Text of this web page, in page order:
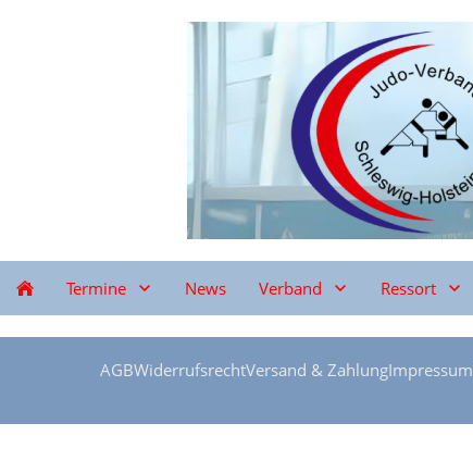
Termine News Verband Ressort
AGBWiderrufsrechtVersand & ZahlungImpressum